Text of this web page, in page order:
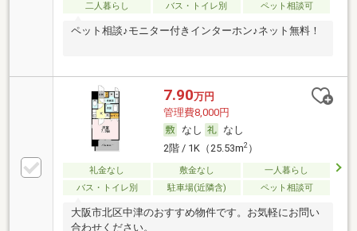
二人暮らし
バス・トイレ別 ペット相談可
ペット相談♪モニター付きインターホン♪ネット無料！
7.90万円
管理費8,000円
なし
なし
2階 / 1K（25.53m2）
礼金なし 敷金なし
一人暮らし
バス・トイレ別
駐車場(近隣含) ペット相談可
大阪市北区中津のおすすめ物件です。お気軽にお問い
合わせください。